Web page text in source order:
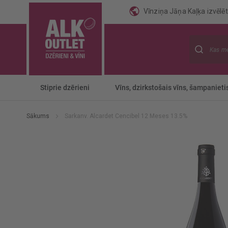
Vīnziņa Jāņa Kaļķa
Stiprie dzērieni Vīns, dzirkstošais vīns,
Sākums Sarkanv. Alcardet Cencibel 12 Meses 13.5%